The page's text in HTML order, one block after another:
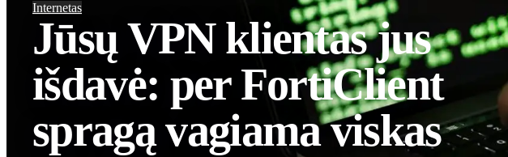
Internetas
Jūsų VPN klientas jus
išdavė: per FortiClient
spragą vagiama viskas